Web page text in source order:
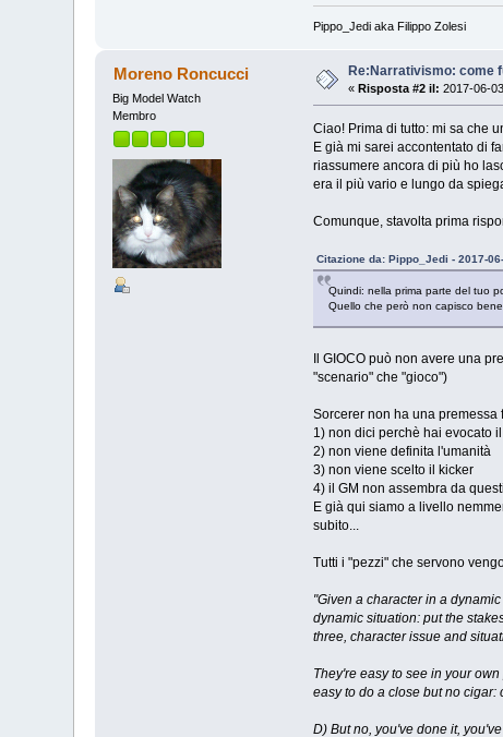
Pippo_Jedi aka Filippo Zolesi
Moreno Roncucci
Big Model Watch
Membro
Re:Narrativismo: come
«Risposta #2 il: 2017-06-
Ciao! Prima di tutto: mi sa che
E già mi sarei accontentato di
riassumere ancora di più ho
era il più vario e lungo da
Comunque, stavolta prima
Citazione da: Pippo_Jedi - 2017-
Quindi: nella prima parte del tuo
Quello che però non capisco
Il GIOCO può non avere una
"scenario" che "gioco")
Sorcerer non ha una premessa
1) non dici perchè hai evocato
2) non viene definita l'umanità
3) non viene scelto il kicker
4) il GM non assembra da
E già qui siamo a livello
subito...
Tutti i "pezzi" che servono
"Given a character in a
dynamic situation: put the
three, character issue and
They're easy to see in your
easy to do a close but no cigar:
D) But no, you've done it,